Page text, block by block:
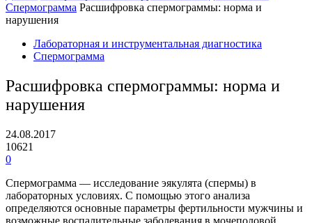
Спермограмма Расшифровка спермограммы: норма и
нарушения
Лабораторная и инструментальная диагностика
Спермограмма
Расшифровка спермограммы: норма и
нарушения
24.08.2017
10621
0
Спермограмма — исследование эякулята (спермы) в
лабораторных условиях. С помощью этого анализа
определяются основные параметры фертильности мужчины и
возможные воспалительные заболевания в мочеполовой